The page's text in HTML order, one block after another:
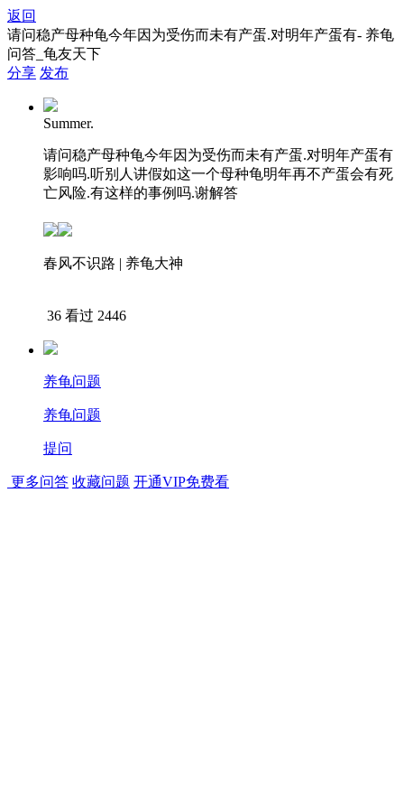
返回
请问稳产母种龟今年因为受伤而未有产蛋.对明年产蛋有- 养龟
问答_龟友天下
分享 发布
Summer.
请问稳产母种龟今年因为受伤而未有产蛋.对明年产蛋有
影响吗.听别人讲假如这一个母种龟明年再不产蛋会有死
亡风险.有这样的事例吗.谢解答
春风不识路 | 养龟大神
36 看过 2446
养龟问题
养龟问题
提问
更多问答 收藏问题 开通VIP免费看